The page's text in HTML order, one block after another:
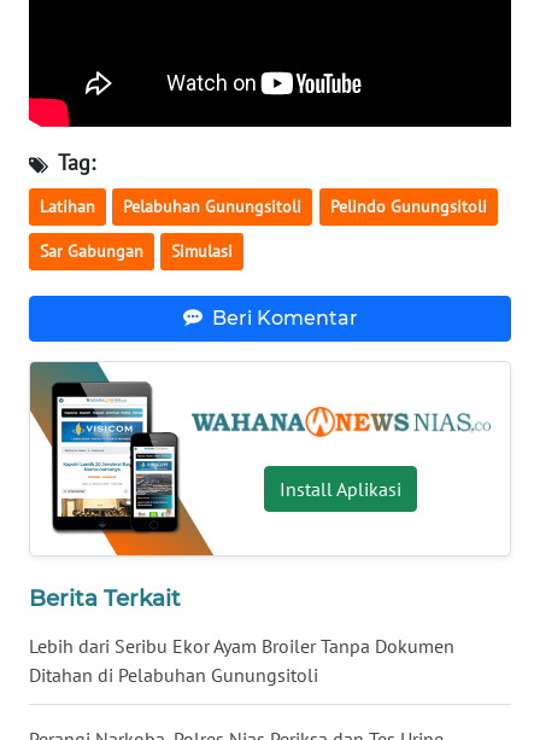
Tag:
Latihan Pelabuhan Gunungsitoli Pelindo Gunungsitoli
Sar Gabungan Simulasi
Beri Komentar
Install Aplikasi
Berita Terkait
Lebih dari Seribu Ekor Ayam Broiler Tanpa Dokumen
Ditahan di Pelabuhan Gunungsitoli
WN
SUMSEL
WN
BENGKULU
JATENG
WN
NUSANTARA
WN
WN
JATIM